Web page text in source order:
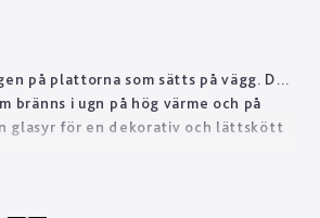
på plattorna som sätts på vägg. De
bränns i ugn på hög värme och på
glasyr för en dekorativ och lättskött